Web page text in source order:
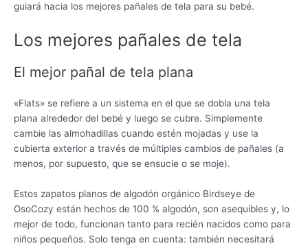
guiará hacia los mejores pañales de tela para su bebé.
Los mejores pañales de tela
El mejor pañal de tela plana
«Flats» se refiere a un sistema en el que se dobla una tela
plana alrededor del bebé y luego se cubre. Simplemente
cambie las almohadillas cuando estén mojadas y use la
cubierta exterior a través de múltiples cambios de pañales (a
menos, por supuesto, que se ensucie o se moje).
Estos zapatos planos de algodón orgánico Birdseye de
OsoCozy están hechos de 100 % algodón, son asequibles y, lo
mejor de todo, funcionan tanto para recién nacidos como para
niños pequeños. Solo tenga en cuenta: también necesitará